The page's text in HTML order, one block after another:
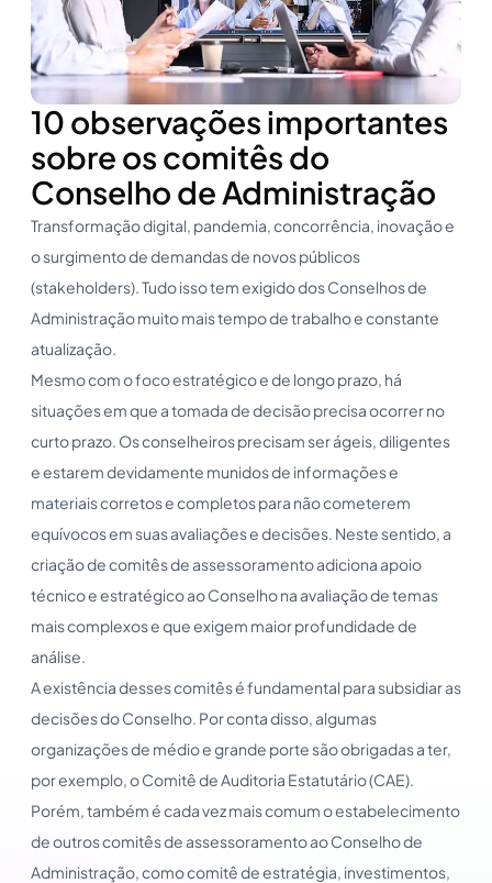
10 observações importantes
sobre os comitês do
Conselho de Administração
Transformação digital, pandemia, concorrência, inovação e
o surgimento de demandas de novos públicos
(stakeholders). Tudo isso tem exigido dos Conselhos de
Administração muito mais tempo de trabalho e constante
atualização.
Mesmo com o foco estratégico e de longo prazo, há
situações em que a tomada de decisão precisa ocorrer no
curto prazo. Os conselheiros precisam ser ágeis, diligentes
e estarem devidamente munidos de informações e
materiais corretos e completos para não cometerem
equívocos em suas avaliações e decisões. Neste sentido, a
criação de comitês de assessoramento adiciona apoio
técnico e estratégico ao Conselho na avaliação de temas
mais complexos e que exigem maior profundidade de
análise.
A existência desses comitês é fundamental para subsidiar as
decisões do Conselho. Por conta disso, algumas
organizações de médio e grande porte são obrigadas a ter,
por exemplo, o Comitê de Auditoria Estatutário (CAE).
Porém, também é cada vez mais comum o estabelecimento
de outros comitês de assessoramento ao Conselho de
Administração, como comitê de estratégia, investimentos,